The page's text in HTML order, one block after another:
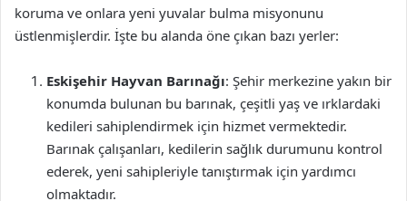
koruma ve onlara yeni yuvalar bulma misyonunu
üstlenmişlerdir. İşte bu alanda öne çıkan bazı yerler:
Eskişehir Hayvan Barınağı: Şehir merkezine yakın bir
konumda bulunan bu barınak, çeşitli yaş ve ırklardaki
kedileri sahiplendirmek için hizmet vermektedir.
Barınak çalışanları, kedilerin sağlık durumunu kontrol
ederek, yeni sahipleriyle tanıştırmak için yardımcı
olmaktadır.